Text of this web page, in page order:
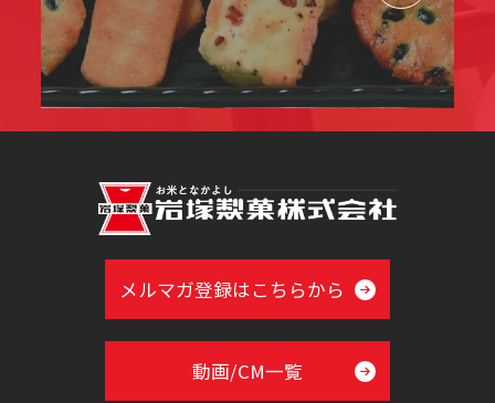
メルマガ登録はこちらから
動画/CM一覧